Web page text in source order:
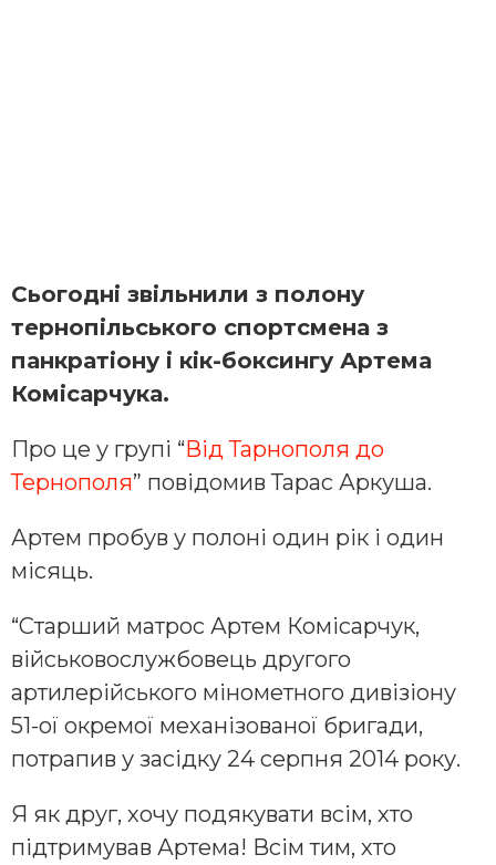
Сьогодні звільнили з полону
тернопільського спортсмена з
панкратіону і кік-боксингу Артема
Комісарчука.
Про це у групі “Від Тарнополя до
Тернополя” повідомив Тарас Аркуша.
Артем пробув у полоні один рік і один
місяць.
“Старший матрос Артем Комісарчук,
військовослужбовець другого
артилерійського мінометного дивізіону
51-ої окремої механізованої бригади,
потрапив у засідку 24 серпня 2014 року.
Я як друг, хочу подякувати всім, хто
підтримував Артема! Всім тим, хто